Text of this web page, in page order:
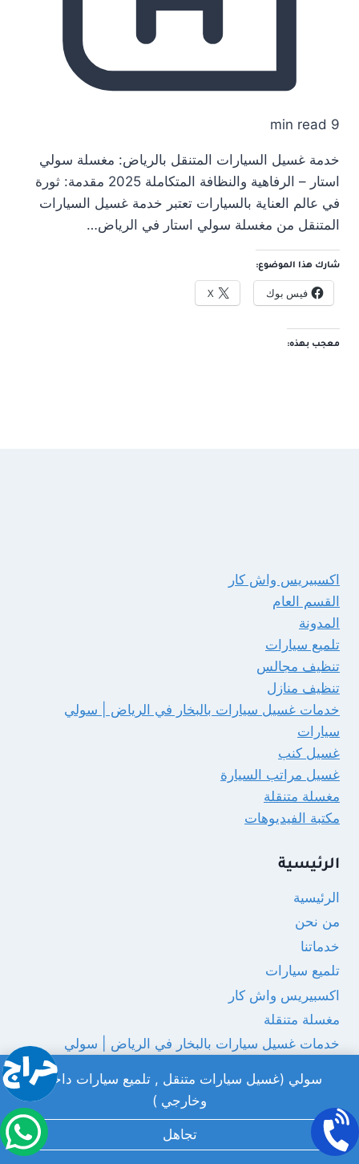
سولي (غسيل سيارات متنقل , تلميع سيارات داخلي
وخارجي )
تجاهل
9 min read
خدمة غسيل السيارات المتنقل بالرياض: مغسلة سولي
استار – الرفاهية والنظافة المتكاملة 2025 مقدمة: ثورة
في عالم العناية بالسيارات تعتبر خدمة غسيل السيارات
المتنقل من مغسلة سولي استار في الرياض…
شارك هذا الموضوع:
فيس بوك X
معجب بهذه:
اكسبيريس واش كار
القسم العام
المدونة
تلميع سيارات
تنظيف مجالس
تنظيف منازل
خدمات غسيل سيارات بالبخار في الرياض | سولي
سيارات
غسيل كنب
غسيل مراتب السيارة
مغسلة متنقلة
مكتبة الفيديوهات
الرئيسية
الرئيسية
من نحن
خدماتنا
تلميع سيارات
اكسبيريس واش كار
مغسلة متنقلة
خدمات غسيل سيارات بالبخار في الرياض | سولي
سيارات
غسيل كنب
تنظيف مجالس